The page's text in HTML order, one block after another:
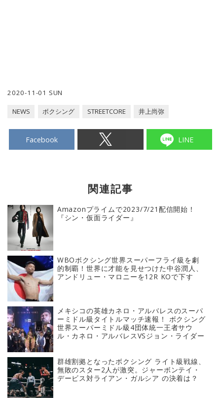
2020-11-01 SUN
NEWS ボクシング STREETCORE 井上尚弥
Facebook LINE
関連記事
Amazonプライムで2023/7/21配信開始！
『シン・仮面ライダー』
WBOボクシング世界スーパーフライ級を劇
的制覇！世界に才能を見せつけた中谷潤人、
アンドリュー・マロニーを12R KOで下す
メキシコの英雄カネロ・アルバレスのスーパ
ーミドル級タイトルマッチ速報！ ボクシング
世界スーパーミドル級4団体統一王者サウ
ル・カネロ・アルバレスVSジョン・ライダー
群雄割拠となったボクシング ライト級戦線、
無敗のスター2人が激突。ジャーボンテイ・
デービス対ライアン・ガルシア の決着は？